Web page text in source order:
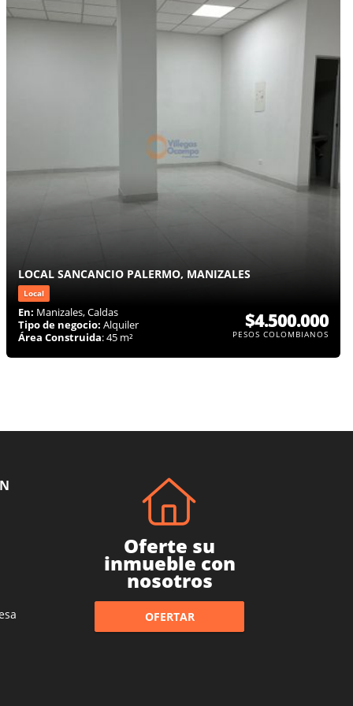
LOCAL SANCANCIO PALERMO, MANIZALES
Local
En: Manizales, Caldas
Tipo de negocio: Alquiler
Área Construida: 45 m²
$4.500.000
PESOS COLOMBIANOS
Oferte su
inmueble con
nosotros
OFERTAR